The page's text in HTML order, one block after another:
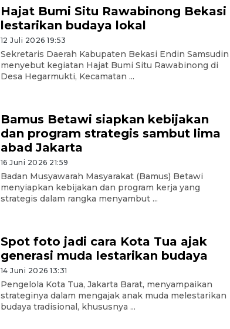
Hajat Bumi Situ Rawabinong Bekasi
lestarikan budaya lokal
12 Juli 2026 19:53
Sekretaris Daerah Kabupaten Bekasi Endin Samsudin
menyebut kegiatan Hajat Bumi Situ Rawabinong di
Desa Hegarmukti, Kecamatan ...
Bamus Betawi siapkan kebijakan
dan program strategis sambut lima
abad Jakarta
16 Juni 2026 21:59
Badan Musyawarah Masyarakat (Bamus) Betawi
menyiapkan kebijakan dan program kerja yang
strategis dalam rangka menyambut ...
Spot foto jadi cara Kota Tua ajak
generasi muda lestarikan budaya
14 Juni 2026 13:31
Pengelola Kota Tua, Jakarta Barat, menyampaikan
strateginya dalam mengajak anak muda melestarikan
budaya tradisional, khususnya ...